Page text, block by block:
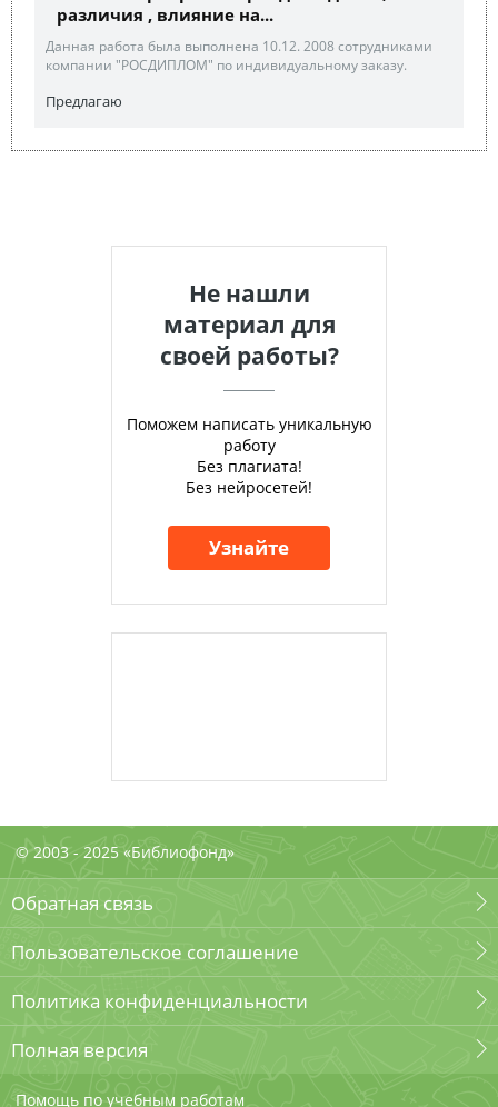
различия , влияние на...
Данная работа была выполнена 10.12. 2008 сотрудниками
компании "РОСДИПЛОМ" по индивидуальному заказу.
Предлагаю
Не нашли
материал для
своей работы?
Поможем написать уникальную
работу
Без плагиата!
Без нейросетей!
Узнайте
© 2003 - 2025 «Библиофонд»
Обратная связь
Пользовательское соглашение
Политика конфиденциальности
Полная версия
Помощь по учебным работам